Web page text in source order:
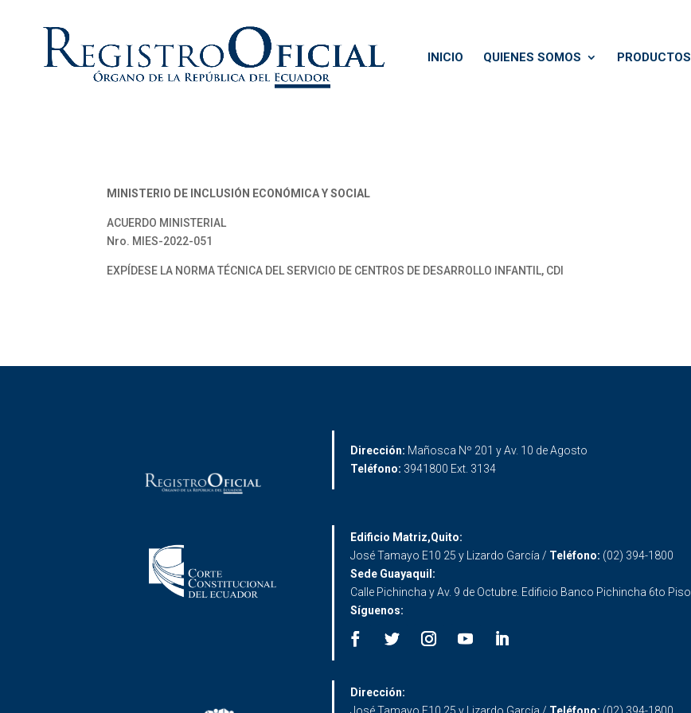
INICIO QUIENES SOMOS PRODUCTOS
MINISTERIO DE INCLUSIÓN ECONÓMICA Y SOCIAL
ACUERDO MINISTERIAL
Nro. MIES-2022-051
EXPÍDESE LA NORMA TÉCNICA DEL SERVICIO DE CENTROS DE DESARROLLO INFANTIL, CDI
Dirección: Mañosca Nº 201 y Av. 10 de Agosto
Teléfono: 3941800 Ext. 3134
Edificio Matriz,Quito:
José Tamayo E10 25 y Lizardo García / Teléfono: (02) 394-1800
Sede Guayaquil:
Calle Pichincha y Av. 9 de Octubre. Edificio Banco Pichincha 6to Piso
Síguenos:
Dirección: